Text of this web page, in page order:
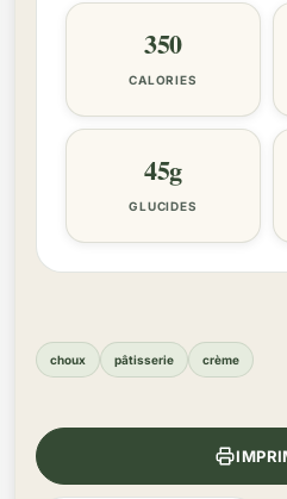
350
CALORIES
45g
GLUCIDES
choux pâtisserie crème